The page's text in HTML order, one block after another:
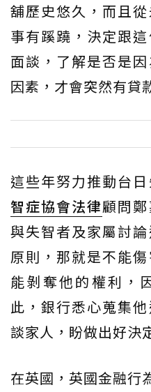
舖歷史悠久，而且
事有蹊蹺，決定跟
面談，了解是否是
因素，才會突然有貸
這些年努力推動台
智症協會法律顧問
與失智者及家屬討
原則，那就是不能
能剝奪他的權利，
此，銀行悉心蒐集
談家人，盼做出好決
在英國，英國金融行